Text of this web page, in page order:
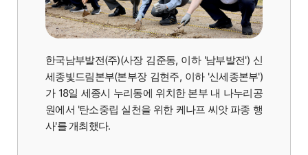
한국남부발전(주)(사장 김준동, 이하 '남부발전') 신
세종빛드림본부(본부장 김현주, 이하 '신세종본부')
가 18일 세종시 누리동에 위치한 본부 내 나누리공
원에서 '탄소중립 실천을 위한 케나프 씨앗 파종 행
사'를 개최했다.